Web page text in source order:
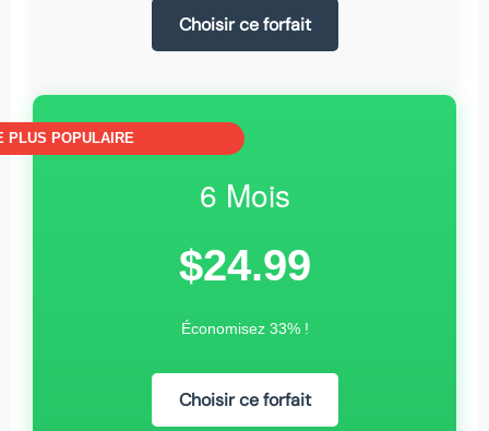
Choisir ce forfait
PLUS POPULAIRE
6 Mois
$24.99
Économisez 33% !
Choisir ce forfait